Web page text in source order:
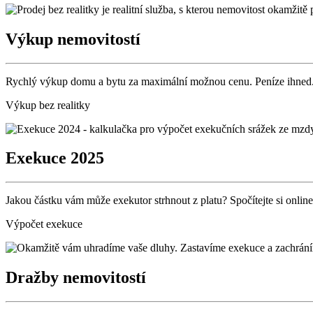
Výkup nemovitostí
Rychlý výkup domu a bytu za maximální možnou cenu. Peníze
Výkup bez realitky
Exekuce 2025
Jakou částku vám může exekutor strhnout z platu? Spočítejte si
Výpočet exekuce
Dražby nemovitostí